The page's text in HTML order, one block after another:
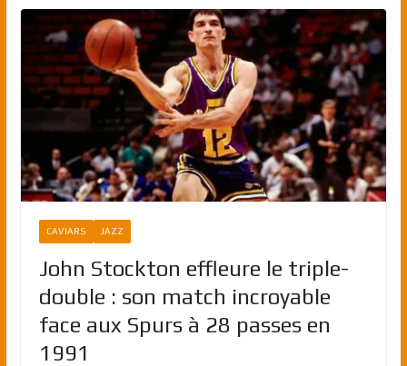
CAVIARS JAZZ
John Stockton effleure le triple-
double : son match incroyable
face aux Spurs à 28 passes en
1991